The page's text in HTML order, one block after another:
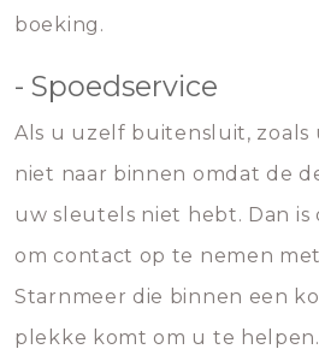
boeking.
- Spoedservice
Als u uzelf buitensluit, zoals
niet naar binnen omdat de
uw sleutels niet hebt. Dan is
om contact op te nemen
Starnmeer die binnen een
plekke komt om u te helpen.